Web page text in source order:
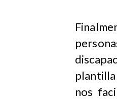
nos